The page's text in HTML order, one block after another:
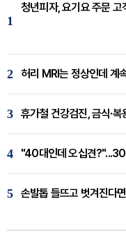
1
청년피자, 요기요 주문 고
2 허리 MRI는 정상인데 계
3 휴가철 건강검진, 금식·
4 "40대인데 오십견
5 손발톱 들뜨고 벗겨진다